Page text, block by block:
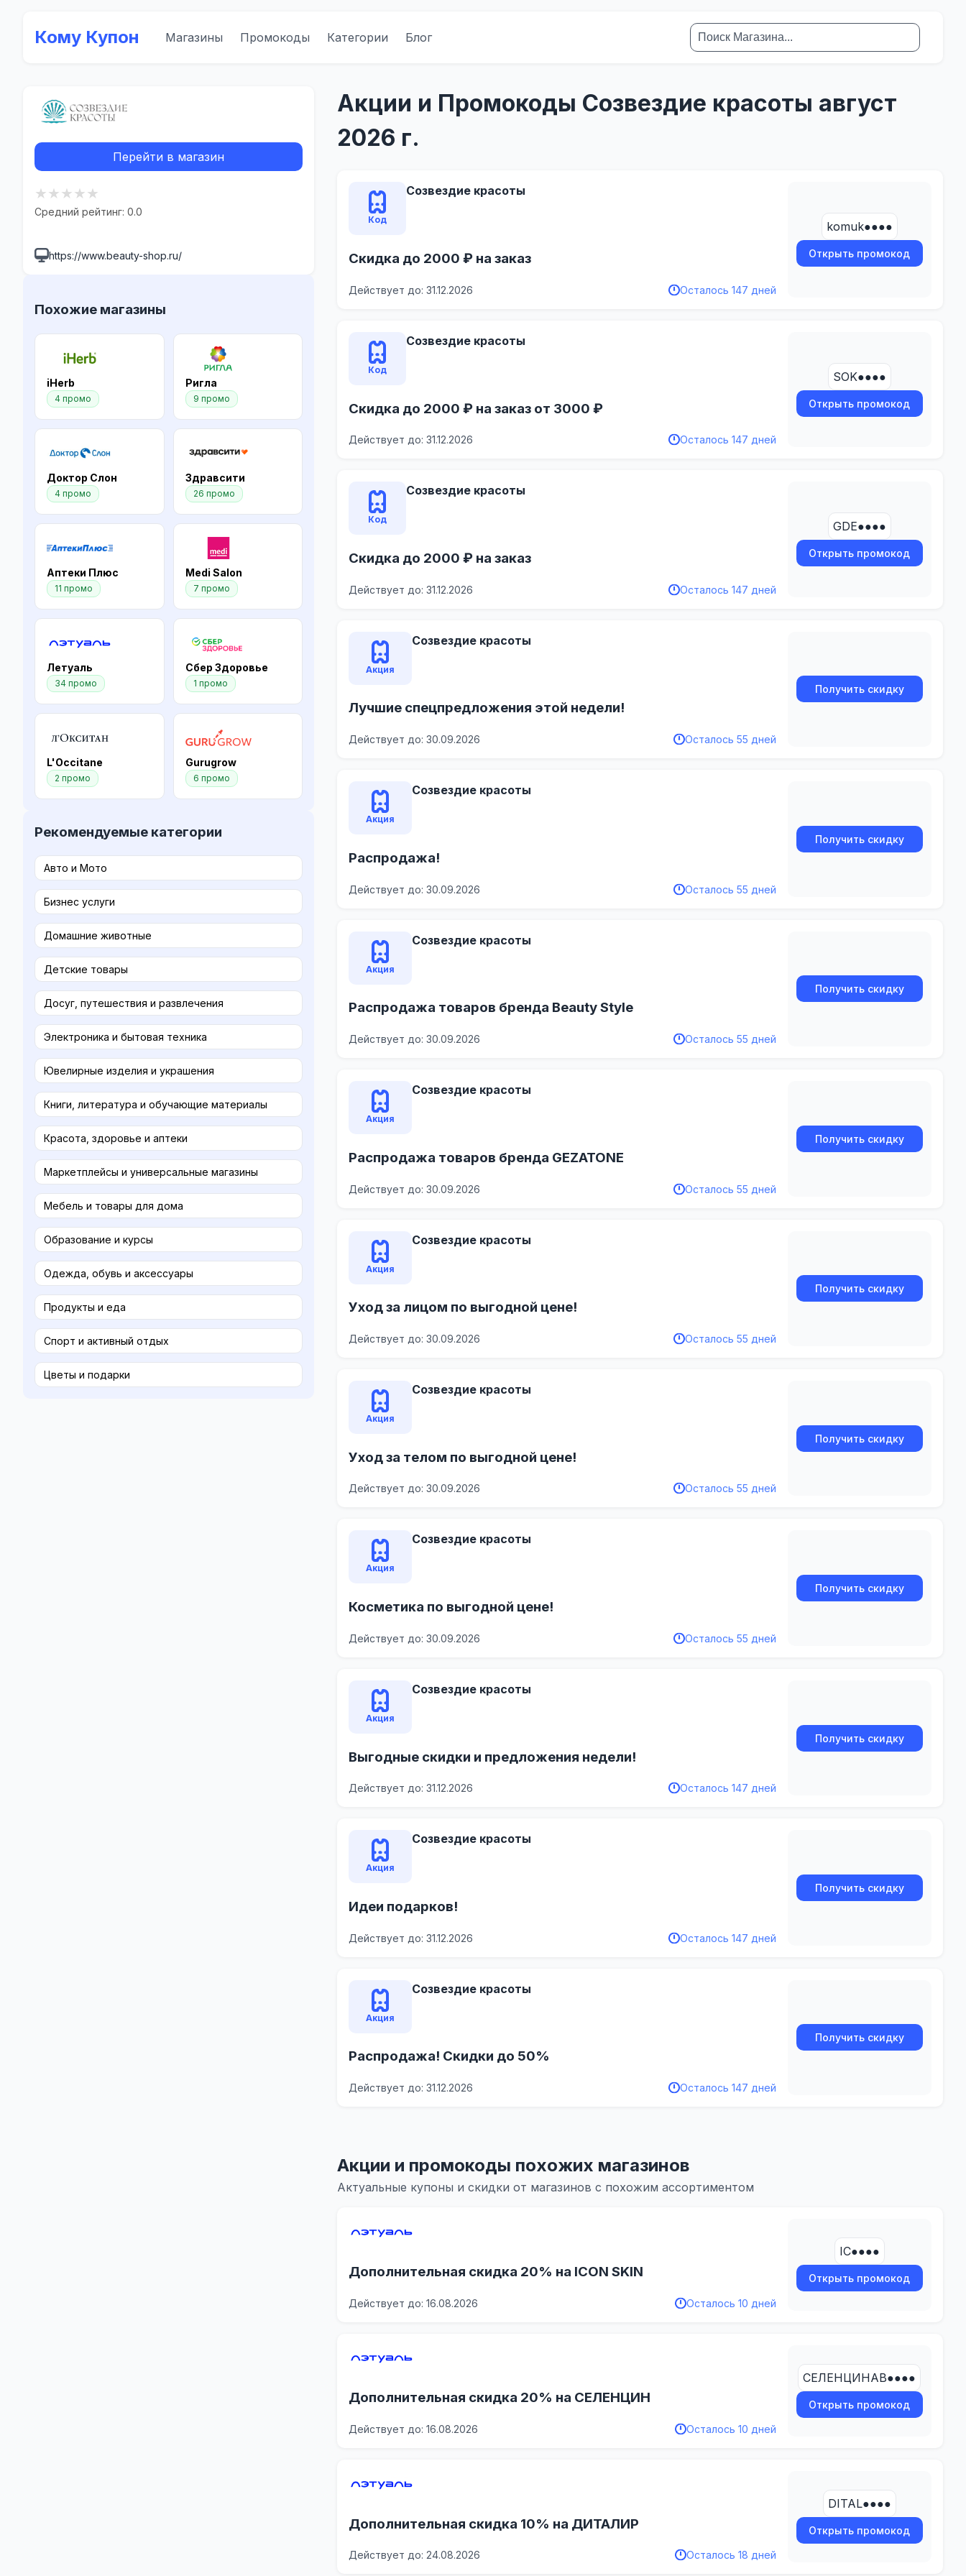
Кому Купон Магазины Промокоды Категории Блог
Перейти в магазин
★★★★★
Средний рейтинг: 0.0
https://www.beauty-shop.ru/
Похожие магазины
iHerb
4 промо
Ригла
9 промо
Доктор Слон
4 промо
Здравсити
26 промо
Аптеки Плюс
11 промо
Medi Salon
7 промо
Летуаль
34 промо
Сбер Здоровье
1 промо
L'Occitane
2 промо
Gurugrow
6 промо
Рекомендуемые категории
Авто и Мото
Бизнес услуги
Домашние животные
Детские товары
Досуг, путешествия и развлечения
Электроника и бытовая техника
Ювелирные изделия и украшения
Книги, литература и обучающие материалы
Красота, здоровье и аптеки
Маркетплейсы и универсальные магазины
Мебель и товары для дома
Образование и курсы
Одежда, обувь и аксессуары
Продукты и еда
Спорт и активный отдых
Цветы и подарки
Акции и Промокоды Созвездие красоты август
2026 г.
Код
Созвездие красоты
Скидка до 2000 ₽ на заказ
Действует до: 31.12.2026 Осталось 147 дней
komuk●●●●
Открыть промокод
Код
Созвездие красоты
Скидка до 2000 ₽ на заказ от 3000 ₽
Действует до: 31.12.2026 Осталось 147 дней
SOK●●●●
Открыть промокод
Код
Созвездие красоты
Скидка до 2000 ₽ на заказ
Действует до: 31.12.2026 Осталось 147 дней
GDE●●●●
Открыть промокод
Акция
Созвездие красоты
Лучшие спецпредложения этой недели!
Действует до: 30.09.2026 Осталось 55 дней
Получить скидку
Акция
Созвездие красоты
Распродажа!
Действует до: 30.09.2026 Осталось 55 дней
Получить скидку
Акция
Созвездие красоты
Распродажа товаров бренда Beauty Style
Действует до: 30.09.2026 Осталось 55 дней
Получить скидку
Акция
Созвездие красоты
Распродажа товаров бренда GEZATONE
Действует до: 30.09.2026 Осталось 55 дней
Получить скидку
Акция
Созвездие красоты
Уход за лицом по выгодной цене!
Действует до: 30.09.2026 Осталось 55 дней
Получить скидку
Акция
Созвездие красоты
Уход за телом по выгодной цене!
Действует до: 30.09.2026 Осталось 55 дней
Получить скидку
Акция
Созвездие красоты
Косметика по выгодной цене!
Действует до: 30.09.2026 Осталось 55 дней
Получить скидку
Акция
Созвездие красоты
Выгодные скидки и предложения недели!
Действует до: 31.12.2026 Осталось 147 дней
Получить скидку
Акция
Созвездие красоты
Идеи подарков!
Действует до: 31.12.2026 Осталось 147 дней
Получить скидку
Акция
Созвездие красоты
Распродажа! Скидки до 50%
Действует до: 31.12.2026 Осталось 147 дней
Получить скидку
Акции и промокоды похожих магазинов
Актуальные купоны и скидки от магазинов с похожим ассортиментом
Дополнительная скидка 20% на ICON SKIN
Действует до: 16.08.2026 Осталось 10 дней
IC●●●●
Открыть промокод
Дополнительная скидка 20% на СЕЛЕНЦИН
Действует до: 16.08.2026 Осталось 10 дней
СЕЛЕНЦИНАВ●●●●
Открыть промокод
Дополнительная скидка 10% на ДИТАЛИР
Действует до: 24.08.2026 Осталось 18 дней
DITAL●●●●
Открыть промокод